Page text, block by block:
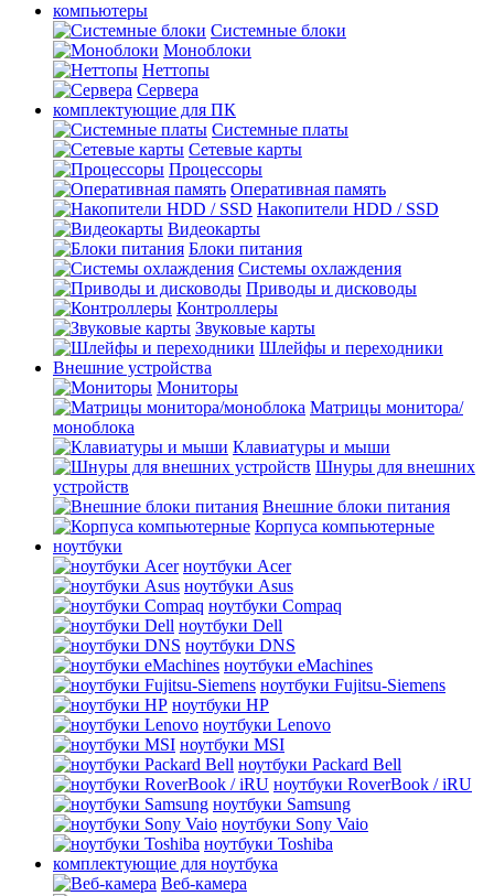
компьютеры
Системные блоки
Моноблоки
Неттопы
Сервера
комплектующие для ПК
Cистемные платы
Сетевые карты
Процесcоры
Оперативная память
Накопители HDD / SSD
Видеокарты
Блоки питания
Системы охлаждения
Приводы и дисководы
Контроллеры
Звуковые карты
Шлейфы и переходники
Внешние устройства
Мониторы
Матрицы монитора/
моноблока
Клавиатуры и мыши
Шнуры для внешних
устройств
Внешние блоки питания
Корпуса компьютерные
ноутбуки
ноутбуки Acer
ноутбуки Asus
ноутбуки Compaq
ноутбуки Dell
ноутбуки DNS
ноутбуки eMachines
ноутбуки Fujitsu-Siemens
ноутбуки HP
ноутбуки Lenovo
ноутбуки MSI
ноутбуки Packard Bell
ноутбуки RoverBook / iRU
ноутбуки Samsung
ноутбуки Sony Vaio
ноутбуки Toshiba
комплектующие для ноутбука
Веб-камера